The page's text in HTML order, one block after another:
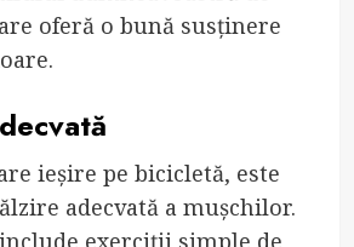
oferă o bună susținere
ieșire pe bicicletă, este
adecvată a mușchilor.
exerciții simple de